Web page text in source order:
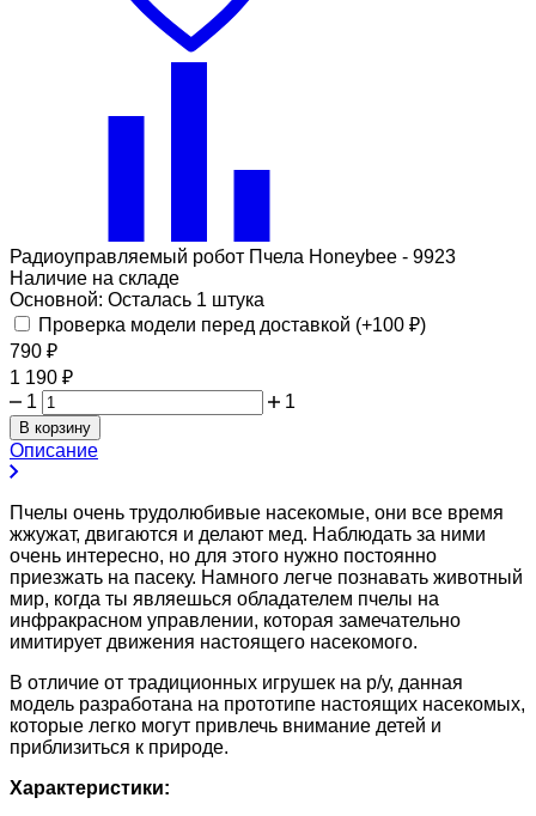
Радиоуправляемый робот Пчела Honeybee - 9923
Наличие на складе
Основной: Осталась 1 штука
Проверка модели перед доставкой (+100 ₽)
790 ₽
1 190 ₽
1
1
В корзину
Описание
Пчелы очень трудолюбивые насекомые, они все время
жжужат, двигаются и делают мед. Наблюдать за ними
очень интересно, но для этого нужно постоянно
приезжать на пасеку. Намного легче познавать животный
мир, когда ты являешься обладателем пчелы на
инфракрасном управлении, которая замечательно
имитирует движения настоящего насекомого.
В отличие от традиционных игрушек на р/у, данная
модель разработана на прототипе настоящих насекомых,
которые легко могут привлечь внимание детей и
приблизиться к природе.
Характеристики: